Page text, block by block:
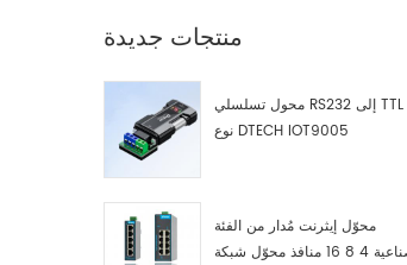
منتجات جديدة
محول تسلسلي RS232 إلى TTL من
نوع DTECH IOT9005
محوّل إيثرنت مُدار من الفئة
الصناعية 4 8 16 منافذ محوّل شبكة